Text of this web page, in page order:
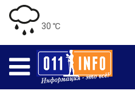
30 ℃